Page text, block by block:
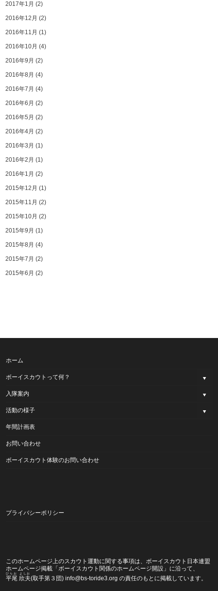
2017年1月 (2)
2016年12月 (2)
2016年11月 (1)
2016年10月 (4)
2016年9月 (2)
2016年8月 (4)
2016年7月 (4)
2016年6月 (2)
2016年5月 (2)
2016年4月 (2)
2016年3月 (1)
2016年2月 (1)
2016年1月 (2)
2015年12月 (1)
2015年11月 (2)
2015年10月 (2)
2015年9月 (1)
2015年8月 (4)
2015年7月 (2)
2015年6月 (2)
ホーム
ボーイスカウトって何？
入隊案内
活動の様子
年間計画表
お問い合わせ
ボーイスカウト体験のお問い合わせ
プライバシーポリシー
このホームページ上のスカウト運動に関する事項は、ボーイスカウト日本連盟
ホームページ掲載「ボーイスカウト関係のホームページ開設」 に沿って、
平尾 欣夫
ひらお よしお
(取手第３団) info@bs-toride3.org の責任のもとに掲載しています。